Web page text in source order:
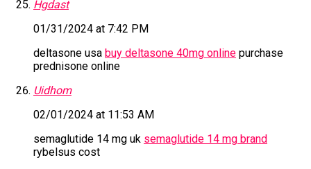
Hgdast
01/31/2024 at 7:42 PM
deltasone usa buy deltasone 40mg online purchase
prednisone online
Uidhom
02/01/2024 at 11:53 AM
semaglutide 14 mg uk semaglutide 14 mg brand
rybelsus cost